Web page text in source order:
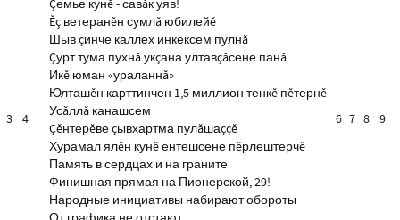
3 4
Çемье кунĕ - савăк уяв!
Ĕç ветеранĕн сумлă юбилейĕ
Шыв çинче каллех инкексем пулнă
Çурт тума пухнă укçана ултавçăсене панă
Икĕ юман «ураланнă»
Юлташĕн карттинчен 1,5 миллион тенкĕ пĕтернĕ
Усăллă канашсем
Çĕнтерĕве çывхартма пулăшаççĕ
Хурамал ялĕн кунĕ ентешсене пĕрлештерчĕ
Память в сердцах и на граните
Финишная прямая на Пионерской, 29!
Народные инициативы набирают обороты
6 7 8 9